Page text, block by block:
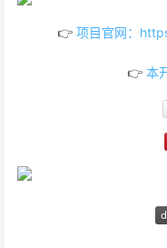
👉 项目官网：
👉 本